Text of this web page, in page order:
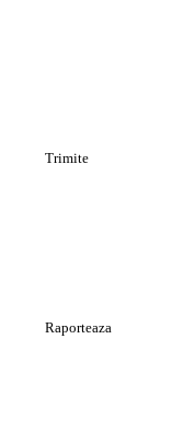
Trimite
Raporteaza